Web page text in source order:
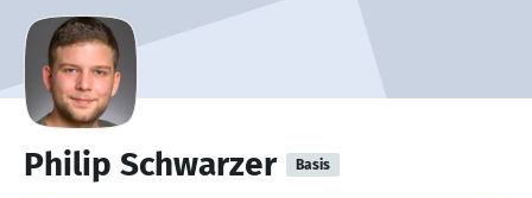
Philip Schwarzer Basis